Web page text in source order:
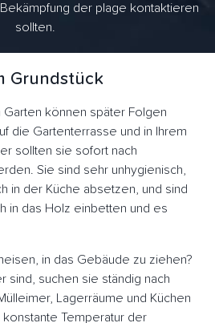
der plage kontaktieren
sollten.
Grundstück
können später Folgen
die Gartenterrasse und in Ihrem
sollten sie sofort nach
Sie sind sehr unhygienisch,
in der Küche absetzen, und sind
in das Holz einbetten und es
in das Gebäude zu ziehen?
sind, suchen sie ständig nach
Lagerräume und Küchen
Temperatur der